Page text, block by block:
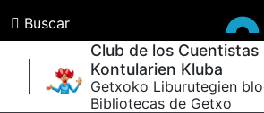
Buscar
Club de los Cuentistas
Kontularien Kluba
Getxoko Liburutegien
Bibliotecas de Getxo